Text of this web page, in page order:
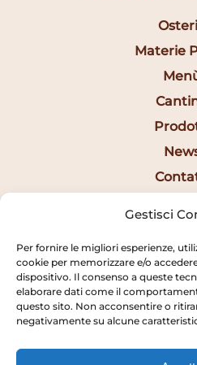
Gestisci
Per fornire le migliori esperienze,
cookie per memorizzare e/o
dispositivo. Il consenso a queste
elaborare dati come il
questo sito. Non acconsentire o
negativamente su alcune
Materie
12:30-
19:15-
CHIUSI LA